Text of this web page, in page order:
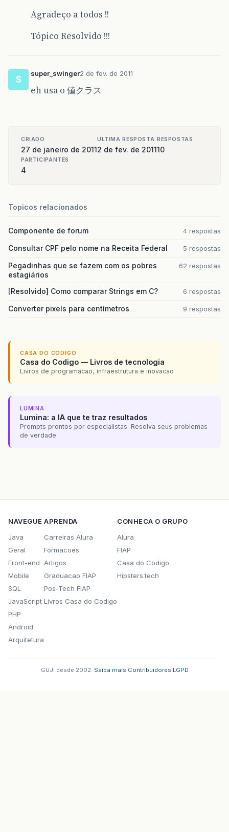
Agradeço a todos !!
Tópico Resolvido !!!
S
super_swinger2 de fev. de 2011
eh usa o 値クラス
CRIADO
27 de janeiro de 2011
ULTIMA RESPOSTA
2 de fev. de 2011
RESPOSTAS
10
PARTICIPANTES
4
Topicos relacionados
Componente de forum 4 respostas
Consultar CPF pelo nome na Receita Federal 5 respostas
Pegadinhas que se fazem com os pobres
estagiários
62 respostas
[Resolvido] Como comparar Strings em C? 6 respostas
Converter pixels para centímetros 9 respostas
CASA DO CODIGO
Casa do Codigo — Livros de tecnologia
Livros de programacao, infraestrutura e inovacao
LUMINA
Lumina: a IA que te traz resultados
Prompts prontos por especialistas. Resolva seus problemas
de verdade.
NAVEGUE
Java
Geral
Front-end
Mobile
SQL
JavaScript
PHP
Android
Arquitetura
APRENDA
Carreiras Alura
Formacoes
Artigos
Graduacao FIAP
Pos-Tech FIAP
Livros Casa do Codigo
CONHECA O GRUPO
Alura
FIAP
Casa do Codigo
Hipsters.tech
GUJ: desde 2002. Saiba mais Contribuidores LGPD